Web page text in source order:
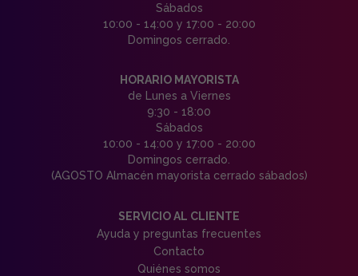
Sábados
10:00 - 14:00 y 17:00 - 20:00
Domingos cerrado.
HORARIO MAYORISTA
de Lunes a Viernes
9:30 - 18:00
Sábados
10:00 - 14:00 y 17:00 - 20:00
Domingos cerrado.
(AGOSTO Almacén mayorista cerrado sábados)
SERVICIO AL CLIENTE
Ayuda y preguntas frecuentes
Contacto
Quiénes somos